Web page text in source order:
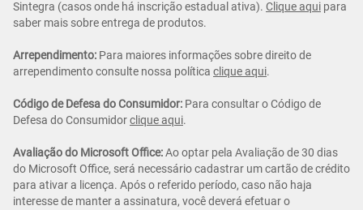
Sintegra (casos onde há inscrição estadual ativa). Clique aqui para
saber mais sobre entrega de produtos.
Arrependimento: Para maiores informações sobre direito de
arrependimento consulte nossa política clique aqui.
Código de Defesa do Consumidor: Para consultar o Código de
Defesa do Consumidorclique aqui.
Avaliação do Microsoft Office:Ao optar pela Avaliação de 30 dias
do Microsoft Office, será necessário cadastrar um cartão de crédito
para ativar a licença. Após o referido período, caso não haja
interesse de manter a assinatura, você deverá efetuar o